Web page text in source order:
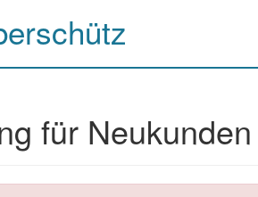
für Neukunden